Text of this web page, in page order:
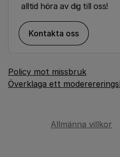
alltid höra av dig till oss!
Kontakta oss
Policy mot missbruk
Överklaga ett
Allmänna villkor